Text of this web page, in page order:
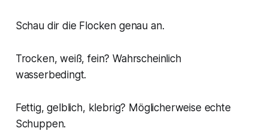
Schau dir die Flocken genau an.
Trocken, weiß, fein? Wahrscheinlich
wasserbedingt.
Fettig, gelblich, klebrig? Möglicherweise echte
Schuppen.